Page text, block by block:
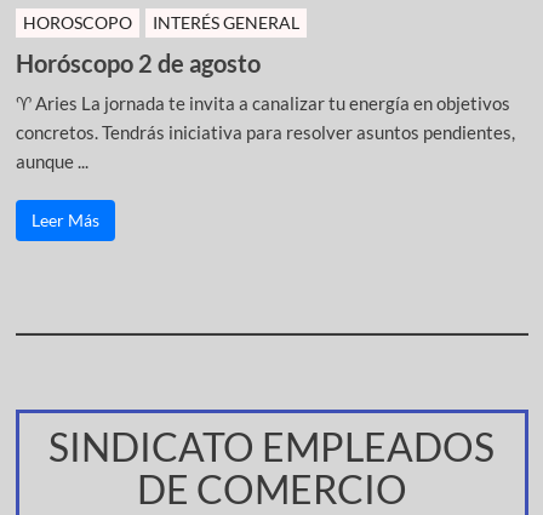
HOROSCOPO INTERÉS GENERAL
Horóscopo 2 de agosto
♈ Aries La jornada te invita a canalizar tu energía en objetivos
concretos. Tendrás iniciativa para resolver asuntos pendientes,
aunque ...
Leer Más
SINDICATO EMPLEADOS
DE COMERCIO